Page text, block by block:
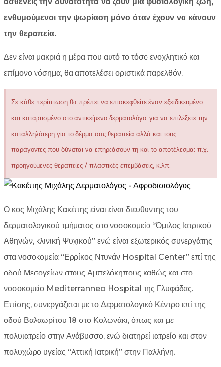
ενθυμούμενοι την ψωρίαση μόνο όταν έχουν να κάνουν
την θεραπεία.
Δεν είναι μακριά η μέρα που αυτό το τόσο ενοχλητικό και
επίμονο νόσημα, θα αποτελέσει οριστικά παρελθόν.
Σε κάθε περίπτωση θα πρέπει να επισκεφθείτε έναν εξειδικευμένο
και καταρτισμένο στο αντικείμενο δερματολόγο, για να επιλέξετε την
καταλληλότερη για το δέρμα σας θεραπεία αλλά και τους
παράγοντες που δύναται να επηρεάσουν τη και το αποτέλεσμα: π.χ.
προηγούμενες θεραπείες / πλαστικές επεμβάσεις, κ.λπ.
Ο κος Μιχάλης Κακέπης είναι είναι διευθυντης του
δερματολογικού τμήματος στο νοσοκομείο “Όμιλος Ιατρικού
Αθηνών, κλινική Ψυχικού” ενώ είναι εξωτερικός συνεργάτης
στα νοσοκομεία “Ερρίκος Ντυνάν Hospital Center” επί της
οδού Μεσογείων στους Αμπελόκηπους καθώς και στο
νοσοκομείο Mediterranneo Hospital της Γλυφάδας.
Επίσης, συνεργάζεται με το Δερματολογικό Κέντρο επί της
οδού Βαλαωρίτου 18 στο Κολωνάκι, όπως και με
πολυιατρείο στην Ανάβυσσο, ενώ διατηρεί ιατρείο και στον
πολυχώρο υγείας “Αττική Ιατρική” στην Παλλήνη.